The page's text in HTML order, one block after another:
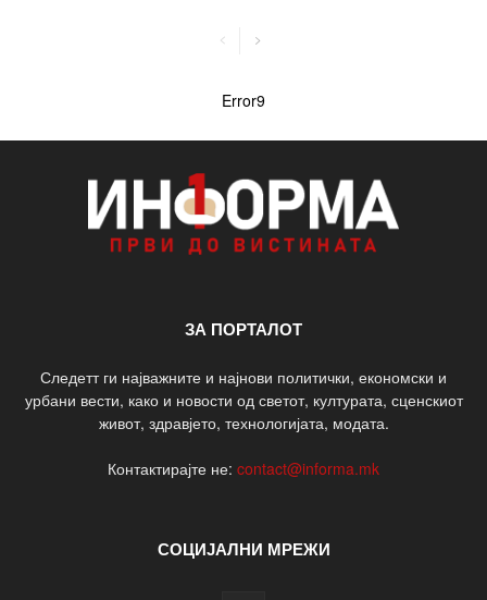
Error9
ЗА ПОРТАЛОТ
Следетт ги најважните и најнови политички, економски и
урбани вести, како и новости од светот, културата, сценскиот
живот, здравјето, технологијата, модата.
Контактирајте не: contact@informa.mk
СОЦИЈАЛНИ МРЕЖИ